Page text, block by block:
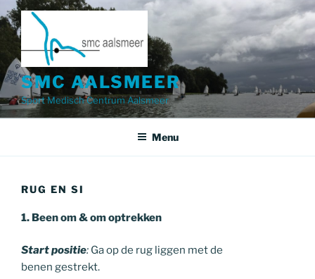
Ga
naar
inhoud
SMC AALSMEER
Sport Medisch Centrum Aalsmeer
Menu
RUG EN SI
1. Been om & om optrekken
Start positie: Ga op de rug liggen met de
benen gestrekt.